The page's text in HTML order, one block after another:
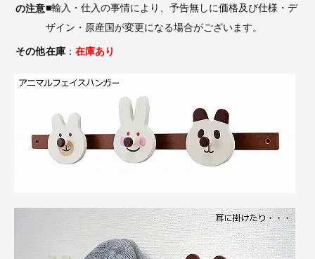
の注意■輸入・仕入の事情により、予告無しに価格及び仕様・デ
ザイン・原産国が変更になる場合がございます。
その他在庫 ： 在庫あり